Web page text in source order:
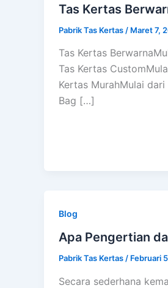
Tas Kertas
Pabrik Tas Kertas / Maret 7,
Tas Kertas
Tas Kertas
Kertas MurahMulai
Bag […]
Blog
Apa Pengertian
Pabrik Tas Kertas / Februari
Secara sederhana